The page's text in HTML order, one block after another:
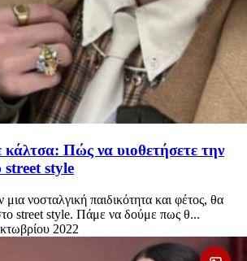
Πώς να υιοθετήσετε την
street style
νοσταλγική παιδικότητα και φέτος, θα
street style. Πάμε να δούμε πως θ...
2022